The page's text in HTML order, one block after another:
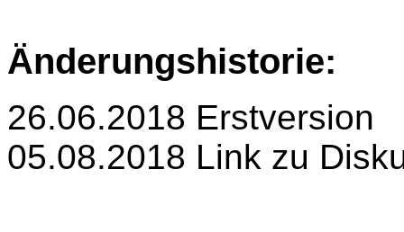
Änderungshistorie:
26.06.2018 Erstversion
05.08.2018 Link zu